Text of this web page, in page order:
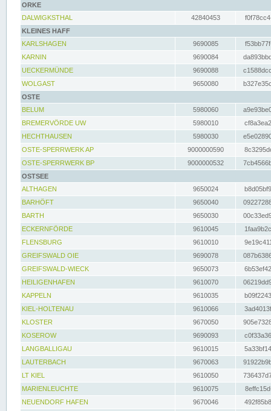
ORKE
DALWIGKSTHAL
42840453
KLEINES HAFF
KARLSHAGEN
9690085
KARNIN
9690084
UECKERMÜNDE
9690088
WOLGAST
9650080
OSTE
BELUM
5980060
BREMERVÖRDE UW
5980010
HECHTHAUSEN
5980030
OSTE-SPERRWERK AP
9000000590
OSTE-SPERRWERK BP
9000000532
OSTSEE
ALTHAGEN
9650024
BARHÖFT
9650040
BARTH
9650030
ECKERNFÖRDE
9610045
FLENSBURG
9610010
GREIFSWALD OIE
9690078
GREIFSWALD-WIECK
9650073
HEILIGENHAFEN
9610070
KAPPELN
9610035
KIEL-HOLTENAU
9610066
KLOSTER
9670050
KOSEROW
9690093
LANGBALLIGAU
9610015
LAUTERBACH
9670063
LT KIEL
9610050
MARIENLEUCHTE
9610075
NEUENDORF HAFEN
9670046